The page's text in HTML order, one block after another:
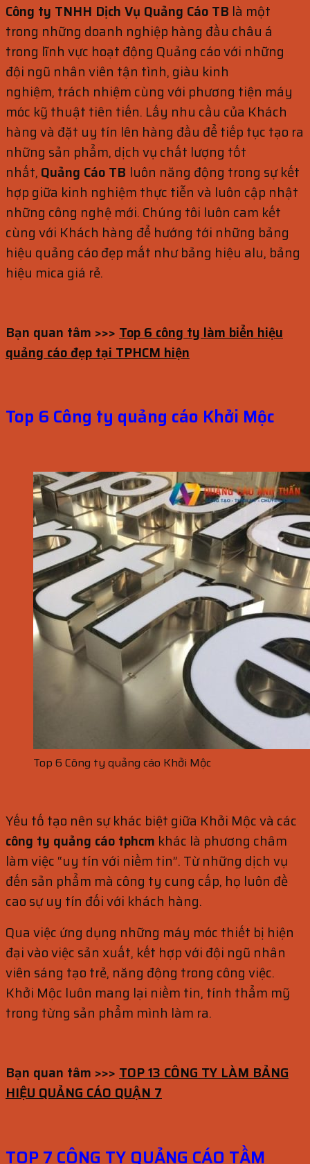
Công ty TNHH Dịch Vụ Quảng Cáo TB là một
trong những doanh nghiệp hàng đầu châu á
trong lĩnh vực hoạt động Quảng cáo với những
đội ngũ nhân viên tận tình, giàu kinh
nghiệm, trách nhiệm cùng với phương tiện máy
móc kỹ thuật tiên tiến. Lấy nhu cầu của Khách
hàng và đặt uy tín lên hàng đầu để tiếp tục tạo ra
những sản phẩm, dịch vụ chất lượng tốt
nhất, Quảng Cáo TB luôn năng động trong sự kết
hợp giữa kinh nghiệm thực tiễn và luôn cập nhật
những công nghệ mới. Chúng tôi luôn cam kết
cùng với Khách hàng để hướng tới những bảng
hiệu quảng cáo đẹp mắt như bảng hiệu alu, bảng
hiệu mica giá rẻ.
Bạn quan tâm >>> Top 6 công ty làm biển hiệu
quảng cáo đẹp tại TPHCM hiện
Top 6 Công ty quảng cáo Khởi Mộc
Top 6 Công ty quảng cáo Khởi Mộc
Yếu tố tạo nên sự khác biệt giữa Khởi Mộc và các
công ty quảng cáo tphcm khác là phương châm
làm việc “uy tín với niềm tin”. Từ những dịch vụ
đến sản phẩm mà công ty cung cấp, họ luôn đề
cao sự uy tín đối với khách hàng.
Qua việc ứng dụng những máy móc thiết bị hiện
đại vào việc sản xuất, kết hợp với đội ngũ nhân
viên sáng tạo trẻ, năng động trong công việc.
Khởi Mộc luôn mang lại niềm tin, tính thẩm mỹ
trong từng sản phẩm mình làm ra.
Bạn quan tâm >>> TOP 13 CÔNG TY LÀM BẢNG
HIỆU QUẢNG CÁO QUẬN 7
TOP 7 CÔNG TY QUẢNG CÁO TẦM